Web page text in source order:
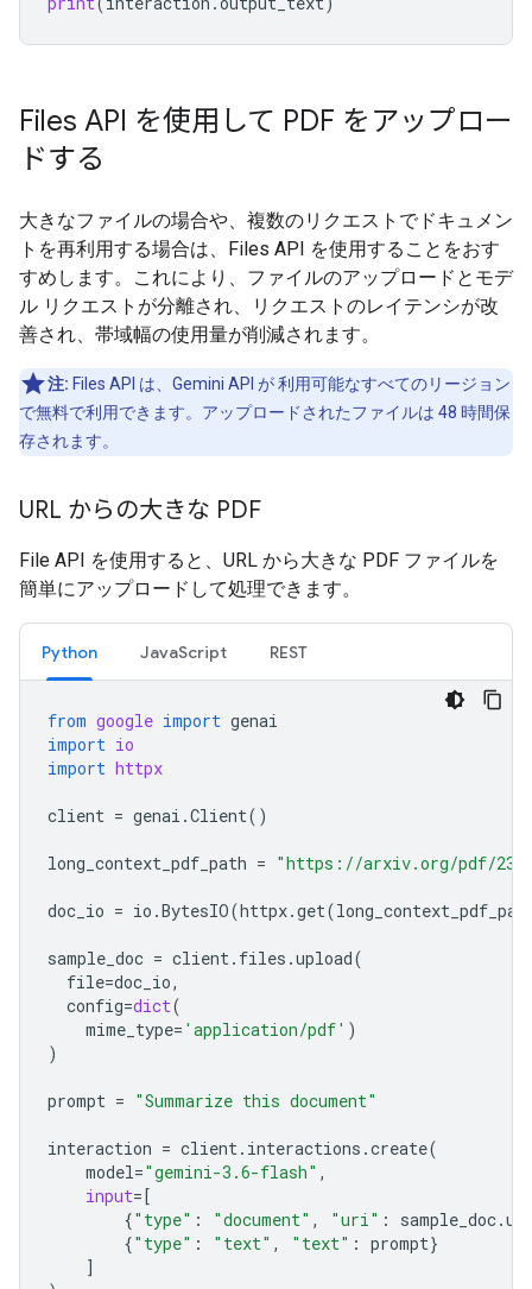
Files API を使用して PDF をアップロー
ドする
大きなファイルの場合や、複数のリクエストでドキュメン
トを再利用する場合は、Files API を使用することをおす
すめします。これにより、ファイルのアップロードとモデ
ル リクエストが分離され、リクエストのレイテンシが改
善され、帯域幅の使用量が削減されます。
注: Files API は、Gemini API が 利用可能なすべてのリージョン
で無料で利用できます。アップロードされたファイルは 48 時間保
存されます。
URL からの大きな PDF
File API を使用すると、URL から大きな PDF ファイルを
簡単にアップロードして処理できます。
Python JavaScript REST
from google import genai
import io
import httpx
client = genai .Client()
long_context_pdf_path = "https://arxiv.org/pdf/
doc_io = io .BytesIO(httpx.get(
sample_doc = client. files .upload(
file=doc_io,
config=dict(
mime_type= 'application/pdf' )
)
prompt = "Summarize this document"
interaction = client. interactions .create(
model="gemini-3.6-flash" ,
input=[
{"type" : "document" , "uri" : sample_doc.
{"type" : "text" , "text" : prompt}
]